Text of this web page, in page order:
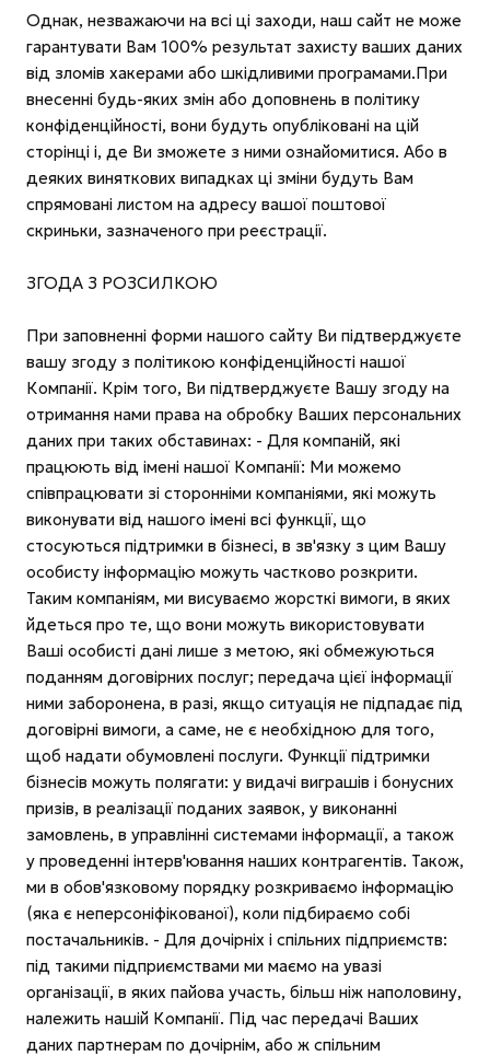
Однак, незважаючи на всі ці заходи, наш сайт не може
гарантувати Вам 100% результат захисту ваших даних
від зломів хакерами або шкідливими програмами.При
внесенні будь-яких змін або доповнень в політику
конфіденційності, вони будуть опубліковані на цій
сторінці і, де Ви зможете з ними ознайомитися. Або в
деяких виняткових випадках ці зміни будуть Вам
спрямовані листом на адресу вашої поштової
скриньки, зазначеного при реєстрації.
ЗГОДА З РОЗСИЛКОЮ
При заповненні форми нашого сайту Ви підтверджуєте
вашу згоду з політикою конфіденційності нашої
Компанії. Крім того, Ви підтверджуєте Вашу згоду на
отримання нами права на обробку Ваших персональних
даних при таких обставинах: - Для компаній, які
працюють від імені нашої Компанії: Ми можемо
співпрацювати зі сторонніми компаніями, які можуть
виконувати від нашого імені всі функції, що
стосуються підтримки в бізнесі, в зв'язку з цим Вашу
особисту інформацію можуть частково розкрити.
Таким компаніям, ми висуваємо жорсткі вимоги, в яких
йдеться про те, що вони можуть використовувати
Ваші особисті дані лише з метою, які обмежуються
поданням договірних послуг; передача цієї інформації
ними заборонена, в разі, якщо ситуація не підпадає під
договірні вимоги, а саме, не є необхідною для того,
щоб надати обумовлені послуги. Функції підтримки
бізнесів можуть полягати: у видачі виграшів і бонусних
призів, в реалізації поданих заявок, у виконанні
замовлень, в управлінні системами інформації, а також
у проведенні інтерв'ювання наших контрагентів. Також,
ми в обов'язковому порядку розкриваємо інформацію
(яка є неперсоніфікованої), коли підбираємо собі
постачальників. - Для дочірніх і спільних підприємств:
під такими підприємствами ми маємо на увазі
організації, в яких пайова участь, більш ніж наполовину,
належить нашій Компанії. Під час передачі Ваших
даних партнерам по дочірнім, або ж спільним